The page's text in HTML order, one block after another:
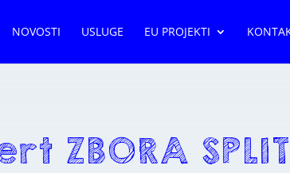
NOVOSTI USLUGE EU PROJEKTI
ZBORA